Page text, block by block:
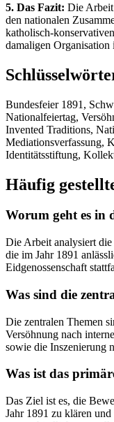
5. Das Fazit: Die
den nationalen
katholisch-
damaligen
Bundesfeier 1891,
Nationalfeiertag,
Invented Traditions,
Mediationsverfassung,
Identitätsstiftung,
Häufig
Worum geht es in
Die Arbeit analysiert
die im Jahr 1891
Eidgenossenschaft
Was sind die
Die zentralen Themen
Versöhnung nach
sowie die Inszenierung
Was ist das
Das Ziel ist es, die
Jahr 1891 zu klären